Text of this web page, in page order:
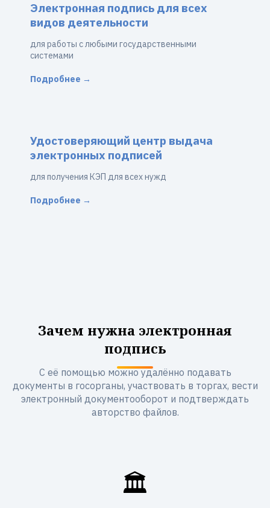
Электронная подпись для всех
видов деятельности
для работы с любыми государственными
системами
Подробнее →
Удостоверяющий центр выдача
электронных подписей
для получения КЭП для всех нужд
Подробнее →
Зачем нужна электронная
подпись
С её помощью можно удалённо подавать
документы в госорганы, участвовать в торгах, вести
электронный документооборот и подтверждать
авторство файлов.
🏛️